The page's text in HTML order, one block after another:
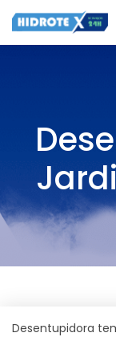
Desentupidora